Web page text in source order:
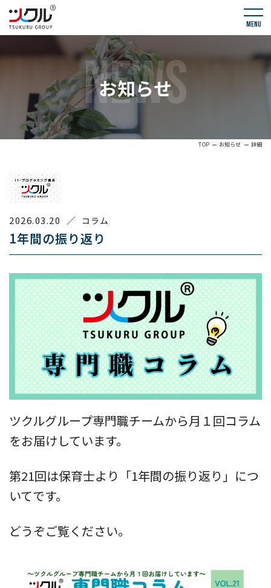
menu
NEWS
お知らせ
TOP お知らせ 詳細
2026.03.20 ／ コラム
1年間の振り返り
ツクルグループ専門職チームから月１回コラム
をお届けしています。
第21回は保育士より「1年間の振り返り」につ
いてです。
どうぞご覧ください。